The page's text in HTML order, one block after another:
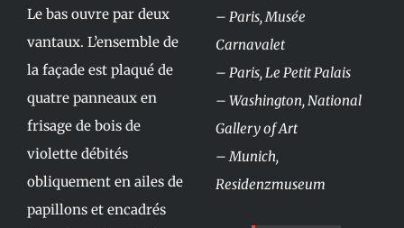
Le bas ouvre par deux
vantaux. L’ensemble de
la façade est plaqué de
quatre panneaux en
frisage de bois de
violette débités
obliquement en ailes de
papillons et encadrés
– Paris, Musée
Carnavalet
– Paris, Le Petit Palais
– Washington, National
Gallery of Art
– Munich,
Residenzmuseum